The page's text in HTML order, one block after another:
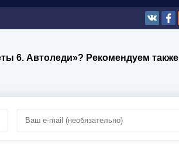
6. Автоледи»? Рекомендуем также